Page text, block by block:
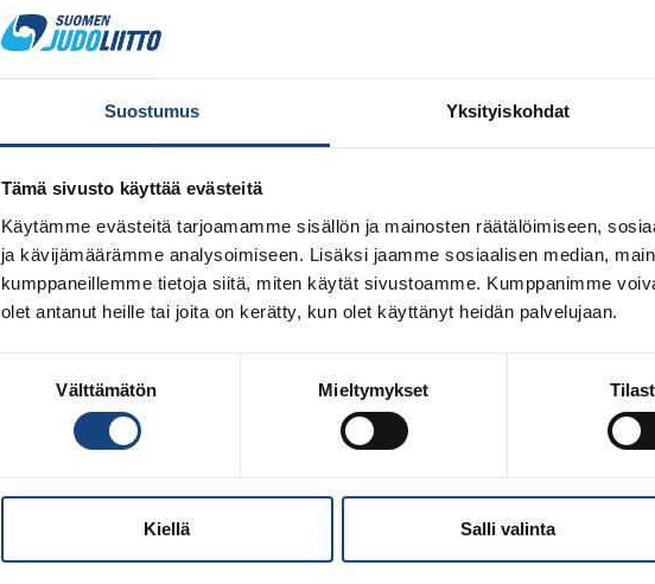
Suostumus Yksityiskohdat
Tämä sivusto käyttää evästeitä
Käytämme evästeitä tarjoamamme sisällön ja mainosten räätälöimiseen,
ja kävijämäärämme analysoimiseen. Lisäksi jaamme sosiaalisen median,
kumppaneillemme tietoja siitä, miten käytät sivustoamme. Kumppanimme
olet antanut heille tai joita on kerätty, kun olet käyttänyt heidän palvelujaan.
Välttämätön Mieltymykset
Kiellä Salli valinta